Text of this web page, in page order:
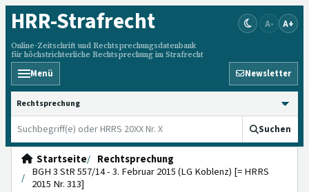
HRR-Strafrecht
Online-Zeitschrift und Rechtsprechungsdatenbank
für höchstrichterliche Rechtsprechung im Strafrecht
A- A+
Menü Newsletter
HRRS durchsuchen
Suchen
Startseite
Rechtsprechung
BGH 3 StR 557/14 - 3. Februar 2015 (LG Koblenz) [= HRRS
2015 Nr. 313]